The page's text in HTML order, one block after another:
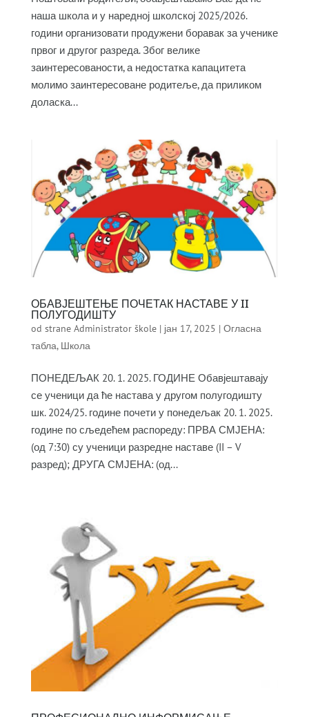
наша школа и у наредној школској 2025/2026.
години организовати продужени боравак за ученике
првог и другог разреда. Због велике
заинтересованости, а недостатка капацитета
молимо заинтересоване родитеље, да приликом
доласка...
ОБАВЈЕШТЕЊЕ ПОЧЕТАК НАСТАВЕ У II
ПОЛУГОДИШТУ
od strane Administrator škole| јан 17, 2025 | Огласна
табла, Школа
ПОНЕДЕЉАК 20. 1. 2025. ГОДИНЕ Обавјештавају
се ученици да ће настава у другом полугодишту
шк. 2024/25. године почети у понедељак 20. 1. 2025.
године по сљедећем распореду: ПРВА СМЈЕНА:
(од 7:30) су ученици разредне наставе (II – V
разред); ДРУГА СМЈЕНА: (од...